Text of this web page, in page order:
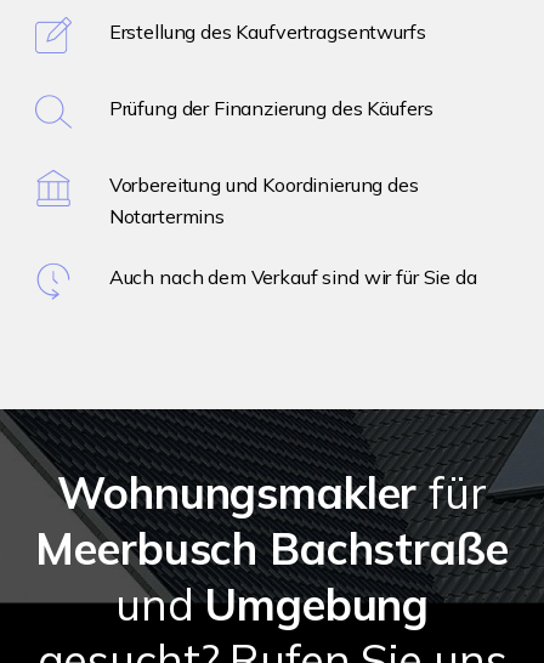
Erstellung des Kaufvertragsentwurfs
Prüfung der Finanzierung des Käufers
Vorbereitung und Koordinierung des
Notartermins
Auch nach dem Verkauf sind wir für Sie da
Wohnungsmaklerfür
Meerbusch Bachstraße
undUmgebung